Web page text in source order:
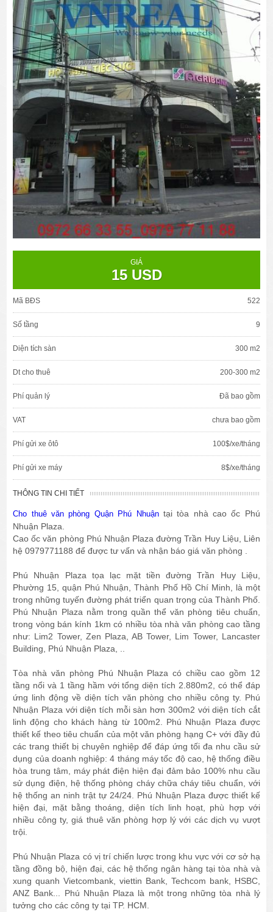
GIÁ
15 USD
Mã BĐS 522
Số tầng 9
Diện tích sàn 300 m2
Dt cho thuê 200-300 m2
Phí quản lý Đã bao gồm
VAT chưa bao gồm
Phí gửi xe ôtô 100$/xe/tháng
Phí gửi xe máy 8$/xe/tháng
THÔNG TIN CHI TIẾT
Cho thuê văn phòng Quận Phú Nhuậntại tòa nhà cao ốc Phú
Nhuận Plaza.
Cao ốc văn phòng Phú Nhuận Plaza đường Trần Huy Liệu, Liên
hệ 0979771188 để được tư vấn và nhận báo giá văn phòng .
Phú Nhuận Plaza tọa lạc mặt tiền đường Trần Huy Liệu,
Phường 15, quận Phú Nhuận, Thành Phố Hồ Chí Minh, là một
trong những tuyến đường phát triển quan trọng của Thành Phố.
Phú Nhuận Plaza nằm trong quần thể văn phòng tiêu chuẩn,
trong vòng bán kính 1km có nhiều tòa nhà văn phòng cao tầng
như: Lim2 Tower, Zen Plaza, AB Tower, Lim Tower, Lancaster
Building, Phú Nhuận Plaza, ..
Tòa nhà văn phòng Phú Nhuận Plaza có chiều cao gồm 12
tầng nổi và 1 tầng hầm với tổng diện tích 2.880m2, có thể đáp
ứng linh động về diện tích văn phòng cho nhiều công ty. Phú
Nhuận Plaza với diện tích mỗi sàn hơn 300m2 với diện tích cắt
linh động cho khách hàng từ 100m2. Phú Nhuận Plaza được
thiết kế theo tiêu chuẩn của một văn phòng hạng C+ với đầy đủ
các trang thiết bị chuyên nghiệp để đáp ứng tối đa nhu cầu sử
dụng của doanh nghiệp: 4 tháng máy tốc độ cao, hệ thống điều
hòa trung tâm, máy phát điện hiện đại đảm bảo 100% nhu cầu
sử dụng điện, hệ thống phòng cháy chữa cháy tiêu chuẩn, với
hệ thống an ninh trật tự 24/24. Phú Nhuận Plaza được thiết kế
hiện đại, mặt bằng thoáng, diện tích linh hoạt, phù hợp với
nhiều công ty, giá thuê văn phòng hợp lý với các dịch vụ vượt
trội.
Phú Nhuận Plaza có vị trí chiến lược trong khu vực với cơ sở hạ
tầng đồng bộ, hiện đại, các hệ thống ngân hàng tại tòa nhà và
xung quanh Vietcombank, viettin Bank, Techcom bank, HSBC,
ANZ Bank... Phú Nhuận Plaza là một trong những tòa nhà lý
tưởng cho các công ty tại TP. HCM.